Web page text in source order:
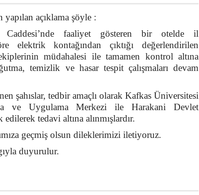
açıklama şöyle :
faaliyet gösteren bir otelde il
elektrik kontağından çıktığı değerlendirilen
müdahalesi ile tamamen kontrol altına
temizlik ve hasar tespit çalışmaları devam
şahıslar, tedbir amaçlı olarak Kafkas Üniversitesi
ve Uygulama Merkezi ile Harakani Devlet
edilerek tedavi altına alınmışlardır.
geçmiş olsun dileklerimizi iletiyoruz.
duyurulur.